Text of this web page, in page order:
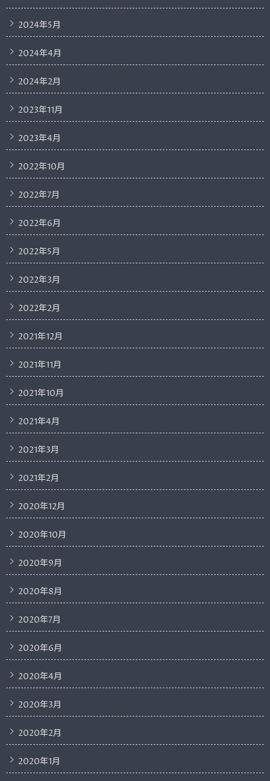
2024年5月
2024年4月
2024年2月
2023年11月
2023年4月
2022年10月
2022年7月
2022年6月
2022年5月
2022年3月
2022年2月
2021年12月
2021年11月
2021年10月
2021年4月
2021年3月
2021年2月
2020年12月
2020年10月
2020年9月
2020年8月
2020年7月
2020年6月
2020年4月
2020年3月
2020年2月
2020年1月